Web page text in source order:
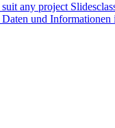
suit any project
und